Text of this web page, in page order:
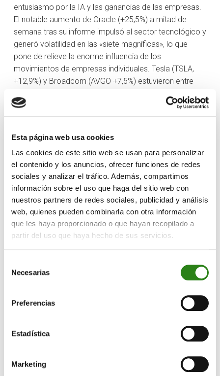
Esta página web usa cookies
Las cookies de este sitio web se usan para personalizar
el contenido y los anuncios, ofrecer funciones de redes
sociales y analizar el tráfico. Además, compartimos
información sobre el uso que haga del sitio web con
nuestros partners de redes sociales, publicidad y análisis
web, quienes pueden combinarla con otra información
que les haya proporcionado o que hayan recopilado a
partir del uso que haya hecho de sus servicios.
Necesarias
Preferencias
Estadística
Marketing
entusiasmo por la IA y las ganancias de las empresas.
El notable aumento de Oracle (+25,5%) a mitad de
semana tras su informe impulsó al sector tecnológico y
generó volatilidad en las «siete magníficas», lo que
pone de relieve la enorme influencia de los
movimientos de empresas individuales. Tesla (TSLA,
+12,9%) y Broadcom (AVGO +7,5%) estuvieron entre
Federal comenzará a bajar los tipos de interés. Si bien
el IPP de agosto fue ligeramente superior a lo
esperado (0,4% frente al consenso del 0,3%), y el IPC
subyacente cumplió las expectativas en un 0,3%, un
aumento de 27.000 solicitudes iniciales de subsidio por
desempleo, hasta las 263.000, su nivel más alto desde
octubre de 2021, reforzó las expectativas actuales del
mercado de un recorte de tipos hasta finales de año.
Senior Portfolio Manager. Creand Wealth Management